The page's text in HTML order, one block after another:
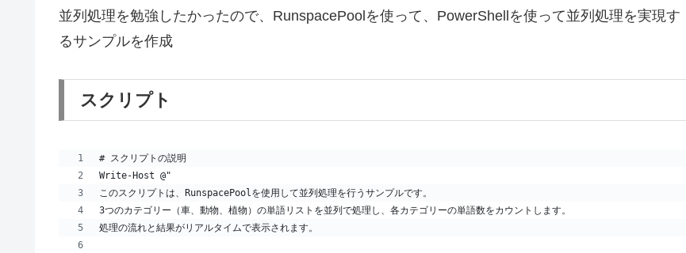
並列処理を勉強したかったので、RunspacePoolを使って、PowerShellを使って並列処理を実現す
るサンプルを作成
スクリプト
# スクリプトの説明
Write-Host @"
このスクリプトは、RunspacePoolを使用して並列処理を行うサンプルです。
3つのカテゴリー（車、動物、植物）の単語リストを並列で処理し、各カテゴリーの単語数をカウントします。
処理の流れと結果がリアルタイムで表示されます。